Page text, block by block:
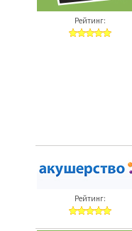
Рейтинг:
Рейтинг: